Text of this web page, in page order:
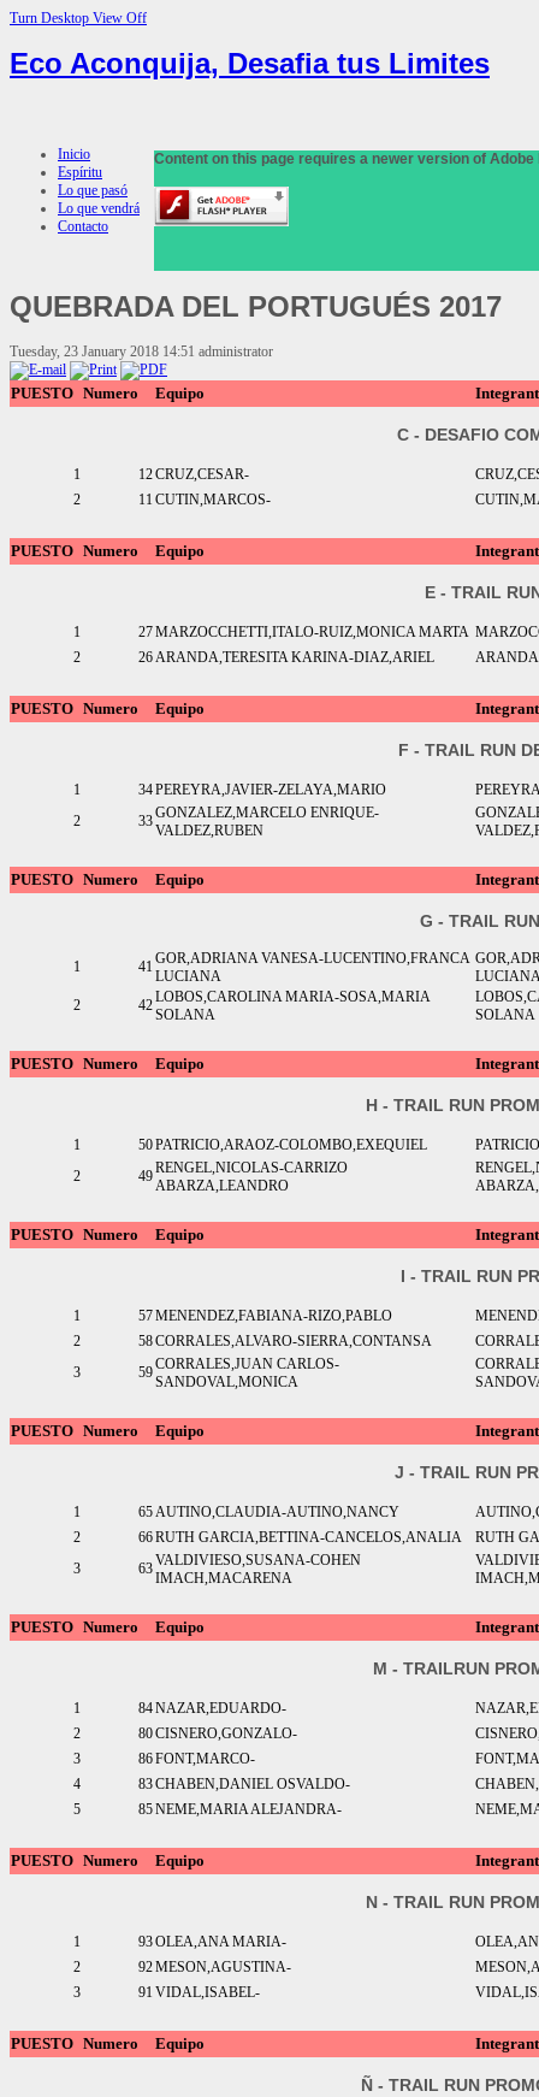
Turn Desktop View Off
Eco Aconquija, Desafia tus Limites
Inicio
Espíritu
Lo que pasó
Lo que vendrá
Contacto
Content on this page requires a newer version of Adobe
QUEBRADADEL PORTUGUÉS 2017
Tuesday, 23 January 2018 14:51 administrator
PUESTO Numero Equipo
C - DESAFIO
1 12CRUZ,CESAR-
2
11 CUTIN,MARCOS-
PUESTO Numero Equipo
E - TRAIL
1 27MARZOCCHETTI,ITALO-RUIZ,MONICA MARTA
2
26ARANDA,TERESITA KARINA-DIAZ,ARIEL
PUESTO Numero Equipo
F - TRAIL RUN
1 34PEREYRA,JAVIER-ZELAYA,MARIO
2
33GONZALEZ,MARCELO ENRIQUE-
VALDEZ,RUBEN
PUESTO Numero Equipo
G - TRAIL
1 41 GOR,ADRIANA VANESA-LUCENTINO,FRANCA
LUCIANA
2
42LOBOS,CAROLINA MARIA-SOSA,MARIA
SOLANA
SOLANA
PUESTO Numero Equipo
H - TRAIL RUN
1 50PATRICIO,ARAOZ-COLOMBO,EXEQUIEL
2
49RENGEL,NICOLAS-CARRIZO
ABARZA,LEANDRO
PUESTO Numero Equipo
I - TRAIL RUN
1 57MENENDEZ,FABIANA-RIZO,PABLO
2
58CORRALES,ALVARO-SIERRA,CONTANSA
3
59CORRALES,JUAN CARLOS-
SANDOVAL,MONICA
PUESTO Numero Equipo
J - TRAIL RUN
1 65AUTINO,CLAUDIA-AUTINO,NANCY
2
66RUTH GARCIA,BETTINA-CANCELOS,ANALIA
RUTH
3
63VALDIVIESO,SUSANA-COHEN
IMACH,MACARENA
PUESTO Numero Equipo
M - TRAILRUN
1 84NAZAR,EDUARDO-
2
80CISNERO,GONZALO-
3
86FONT,MARCO-
4
83CHABEN,DANIEL OSVALDO-
5
85NEME,MARIA ALEJANDRA-
PUESTO Numero Equipo
N - TRAIL RUN
1 93OLEA,ANA MARIA-
2
92MESON,AGUSTINA-
3
91 VIDAL,ISABEL-
PUESTO Numero Equipo
Ñ - TRAIL RUN